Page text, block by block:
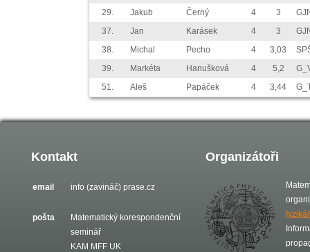
29.
Jakub Černý 4 3
37.
Jan Karásek 4 3
38.
Michal Pecho 4 3,03
39.
Markéta Hanušková 4 5,2
51.
Aleš Papáček 4 3,44
Kontakt
email info (zavináč) prase.cz
pošta
Matematický korespondenční
seminář
KAM MFF UK
Organizátoři